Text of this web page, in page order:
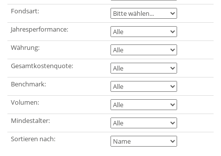
Fondsart:
Jahresperformance:
Währung:
Gesamtkostenquote:
Benchmark:
Volumen:
Mindestalter:
Sortieren nach: